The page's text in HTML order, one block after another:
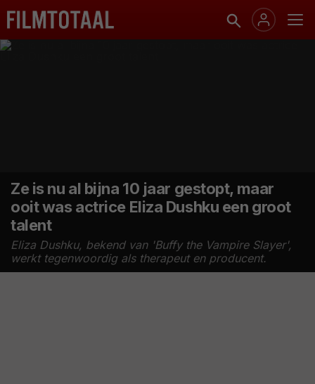
Ze is nu al bijna 10 jaar gestopt, maar
ooit was actrice Eliza Dushku een groot
talent
Eliza Dushku, bekend van 'Buffy the Vampire Slayer',
werkt tegenwoordig als therapeut en producent.